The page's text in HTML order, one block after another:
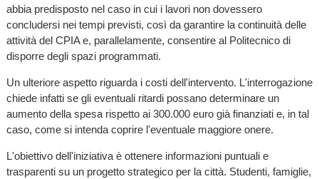
abbia predisposto nel caso in cui i lavori non dovessero
concludersi nei tempi previsti, così da garantire la continuità delle
attività del CPIA e, parallelamente, consentire al Politecnico di
disporre degli spazi programmati.
Un ulteriore aspetto riguarda i costi dell'intervento. L'interrogazione
chiede infatti se gli eventuali ritardi possano determinare un
aumento della spesa rispetto ai 300.000 euro già finanziati e, in tal
caso, come si intenda coprire l'eventuale maggiore onere.
L'obiettivo dell'iniziativa è ottenere informazioni puntuali e
trasparenti su un progetto strategico per la città. Studenti, famiglie,